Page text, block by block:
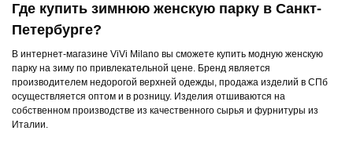
Где купить зимнюю женскую парку в Санкт-
Петербурге?
В интернет-магазине ViVi Milano вы сможете купить модную женскую
парку на зиму по привлекательной цене. Бренд является
производителем недорогой верхней одежды, продажа изделий в СПб
осуществляется оптом и в розницу. Изделия отшиваются на
собственном производстве из качественного сырья и фурнитуры из
Италии.